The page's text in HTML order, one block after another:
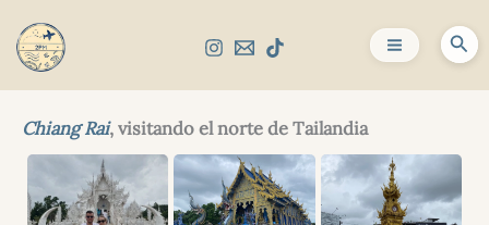
contenido
Chiang Rai, visitando el norte de Tailandia